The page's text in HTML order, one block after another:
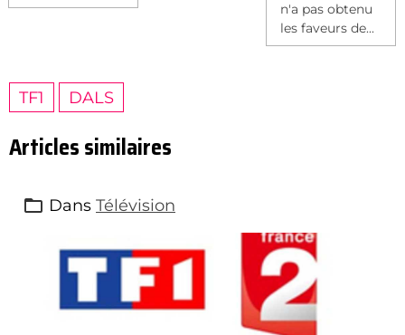
n'a pas obtenu
les faveurs de...
TF1 DALS
Articles similaires
Dans Télévision